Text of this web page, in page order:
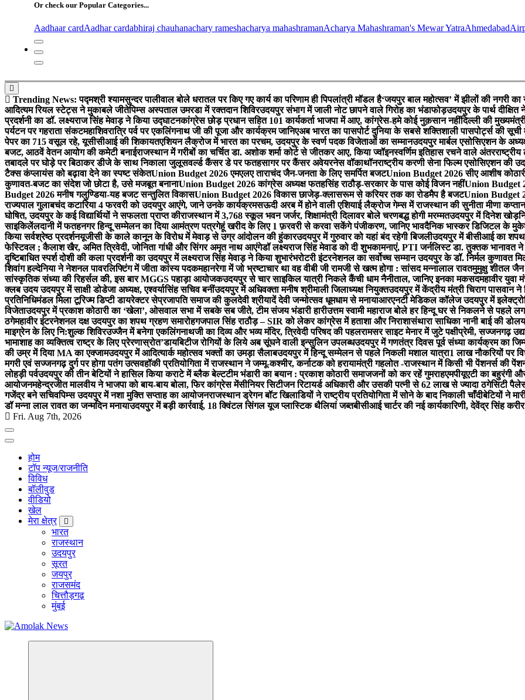
Or check our Popular Categories...
Aadhaar cardAadhar cardabhiraj chauhanachary rameshacharya mahashramanAcharya Mahashraman's Mewar YatraAhmedabad
Trending News: पद्मश्री श्यामसुन्दर पालीवाल बोले धरातल पर किए गए कार्य का परिणाम ही पिपलांत्री मॉडल है‘जयपुर बाल महोत्सव’ में झीलों की नगरी
आदित्यम रियल स्टेट्स ने मुकाबले जीतेपिम्स अस्पताल उमरडा में रक्तदान शिविरउदयपुर संभाग में जाली नोट छापने वाले गिरोह का भंडाफोड़उदयपुर के पार्थ दीक्षित
प्रदर्शनी का डॉ. लक्ष्यराज सिंह मेवाड़ ने किया उद्घाटनकांग्रेस छोड़ प्रधान सहित 101 कार्यकर्ता भाजपा में आए, कांग्रेस-हमे कोई नुक़सान नहींदिल्ली की
पर्यटन पर गहराता संकटमहाशिवरात्रि पर्व पर एकलिंगनाथ जी की पूजा और कार्यक्रम जानिएअब भारत का पासपोर्ट दुनिया के सबसे शक्तिशाली पासपोर्ट्स की सूची
पेपर का 715 वसूल रहे, यूसीसीआई की शिकायतएशियन लैक्रोज में भारत का परचम, उदयपुर के स्वर्ण पदक विजेताओं का सम्मानउदयपुर मार्बल एसोसिएशन के
बजट, आठवें वेतन आयोग की कमेटी बनाईराजस्थान में गरीबों का चर्चित डा. अशोक शर्मा कोर्ट से जीतकर आए, किया ज्वॉइनस्वर्णिम इतिहास रचने वाले
तबादले पर घोड़े पर बिठाकर डीजे के साथ निकाला जुलूसवर्ल्ड कैंसर डे पर फतहसागर पर कैंसर अवेयरनेस वॉकाथॉनराष्ट्रीय करणी सेना फिल्म एसोसिएशन की
टैक्स कंप्लायंस को बढ़ावा देने का स्पष्ट संकेतUnion Budget 2026 एमएलए ताराचंद जैन-जनता के लिए समर्पित बजटUnion Budget 2026 सीए आशीष
कुणावत-बजट का संदेश जो छोटा है, उसे मजबूत बनानाUnion Budget 2026 कांग्रेस अध्यक्ष फतहसिंह राठौड़-सरकार के पास कोई विजन नहींUnion Budget
Budget 2026 मनीष गलुण्डिया-यह बजट सन्तुलित विकासUnion Budget 2026 विकास छाजेड़-क्लासरूम से करियर तक का रोडमैप है बजटUnion Budget
राज्यपाल गुलाबचंद कटारिया 4 फरवरी को उदयपुर आएंगे, जाने उनके कार्यक्रमसऊदी अरब में होने वाली एशियाई लैक्रोज गेम्स में राजस्थान की सुनीता मीणा कप्तान
घोषित, उदयपुर के कई विद्यार्थियों ने सफलता प्राप्त कीराजस्थान में 3,768 स्कूल भवन जर्जर, शिक्षामंत्री दिलावर बोले चरणबद्ध होगी मरम्मतउदयपुर में दिनेश
साइकिलेंलदानी में फतहनगर हिन्दू सम्मेलन का दिया आमंत्रण पत्रगेहूं खरीद के लिए 1 फ़रवरी से करवा सकेंगे पंजीकरण, जानिए भावदैनिक भास्कर डिजिटल के
किया सर्वश्रेष्ठ प्रदर्शनयूजीसी के काले कानून के विरोध में मेवाड़ से उग्र आंदोलन की हुंकारउदयपुर में गुरुवार को यहां ​बंद रहेगी बिजलीउदयपुर में बीसीआई का शपथ
फेस्टिवल ; कैलाश खैर, अमित त्रिवेदी, जोनिता गांधी और सिंगर अमृत नाथ आएंगेडॉ लक्ष्यराज सिंह मेवाड को दी शुभकामनाएं, PTI जर्नलिस्ट डा. तुक्तक भानावत ने
दृष्टिबाधित स्पर्श दोशी की कला प्रदर्शनी का उदयपुर में लक्ष्यराज सिंह मेवाड़ ने किया शुभारंभरोटरी इंटरनेशनल का सर्वोच्च सम्मान उदयपुर के डॉ. निर्मल कुणावत
शिवांग हल्देनिया ने नेशनल पावरलिफ्टिंग में जीता कांस्य पदकमहानरेगा में जो भ्रष्टाचार था वह वीबी जी रामजी से खत्म होगा : सांसद मन्नालाल रावतमुमुक्षु शीतल
सांस्कृतिक संध्या की रिहर्सल की, इस बार MGGS पहाड़ा आयोजकउदयपुर से चार साइकिल यात्री निकले कैंची धाम नैनीताल, जानिए इनका मकसदमहावीर युवा
क्लब उदय उदयपुर में साक्षी डोडेजा अध्यक्ष, एश्वर्यासिंह सचिव बनींउदयपुर में अधिवक्ता मनीष श्रीमाली जिलाध्यक्ष नियुक्तउदयपुर में केंद्रीय मंत्री चिराग पासवान
प्रतिनिधिमंडल मिला टूरिज्म डिप्टी डायरेक्टर सेप्रजापति समाज की कुलदेवी श्रीयादें देवी जन्मोत्सव धूमधाम से मनायाआरएनटी मेडिकल कॉलेज उदयपुर में
विजेताउदयपुर में प्रकाश कोठारी का ‘खेला’, ओसवाल सभा में सबके सब जीते, टीम संजय भंडारी हारीउत्तम स्वामी महाराज बोले हर हिन्दू घर से निकलने से पहले
ठगेमहावीर इंटरनेशनल दक्ष उदयपुर का शपथ ग्रहण समारोहगजपाल सिंह राठौड़ – SIR को लेकर कांग्रेस में हताशा और निराशासंथारा साधिका नानी बाई की
माइग्रेन के लिए नि:शुल्क शिविरउज्जैन में बनेगा एकलिंगनाथजी का दिव्य और भव्य मंदिर, त्रिवेदी परिषद की पहलरामसर साइट मेनार में जुटे पक्षीप्रेमी, सज्जनगढ़
भामाशाह का व्यक्तित्व राष्ट्र के लिए प्रेरणास्रोत’डायबिटीज रोगियों के लिये अब सूंघने वाली इन्सुलिन उपलब्धउदयपुर में गणतंत्र दिवस पूर्व संध्या कार्यक्रम का
की उम्र में दिया MA का एक्जामउदयपुर में आदित्यार्क महोत्सव भक्तों का उमड़ा सैलाबउदयपुर में हिन्दू सम्मेलन से पहले निकली मशाल यात्रा1 लाख नौकरियों पर
मगरी एवं सज्जनगढ़ दुर्ग पर होगा पतंग उत्सवहॉकी प्रतियोगिता में राजस्थान ने जम्मू-कश्मीर, कर्नाटक को हरायामंत्री गहलोत -राजस्थान में किसी भी पेंशनर्स की
लोहड़ी पर्वउदयपुर की तीन बेटियों ने हासिल किया कराटे में ब्लैक बेल्टटीम भंडारी का बयान : प्रकाश कोठारी समाजजनों को कर रहें गुमराहएमपीयूएटी का बहुरंगी
आयोजनमहेन्द्रजीत मालवीय ने भाजपा को बाय-बाय बोला, फिर कांग्रेस मेंसीनियर सिटीजन रिटायर्ड अधिकारी और उसकी पत्नी से 62 लाख से ज्यादा ठगेसिटी
गजेंद्र बने सचिवपिम्स उदयपुर में नशा मुक्ति सप्ताह का आयोजनराजस्थान ड्रेगन बॉट खिलाडियों ने राष्ट्रीय प्रतियोगिता में सोने के बाद निकाली चाँदीबेटियों ने
डॉ मन्ना लाल रावत का जन्मदिन मनायाउदयपुर में बड़ी कार्रवाई, 18 क्विंटल सिंगल यूज प्लास्टिक थैलियां जब्तबीसीआई चार्टर की नई कार्यकारिणी, देवेंद्र सिंह
Fri. Aug 7th, 2026
होम
टॉप न्यूज/राजनीति
विविध
बॉलीवुड
वीडियो
खेल
मेरा क्षेत्र
भारत
राजस्थान
उदयपुर
सूरत
जयपुर
राजसमंद
चित्तौड़गढ़
मुंबई
Amolak News